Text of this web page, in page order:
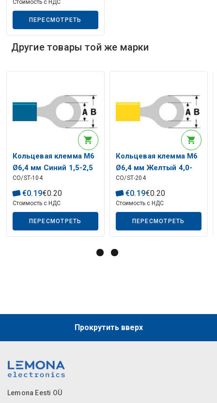
Описание искусственного интеллекта
Описание искусственного интеллекта
Стоимость с НДС
ПЕРЕСМОТРЕТЬ
Другие товары той же марки
Кольцевая клемма M6
Ø6,4 мм Синий 1,5-2,5
мм² (ST-104) RoHS
CO/ST-104
€0.19€0.20
Стоимость с НДС
ПЕРЕСМОТРЕТЬ
Кольцевая клемма M6
Ø6,4 мм Желтый 4,0-
6,0 мм² (ST-204) RoHS
CO/ST-204
€0.19€0.20
Стоимость с НДС
ПЕРЕСМОТРЕТЬ
Прокрутить вверх
Lemona Eesti OÜ